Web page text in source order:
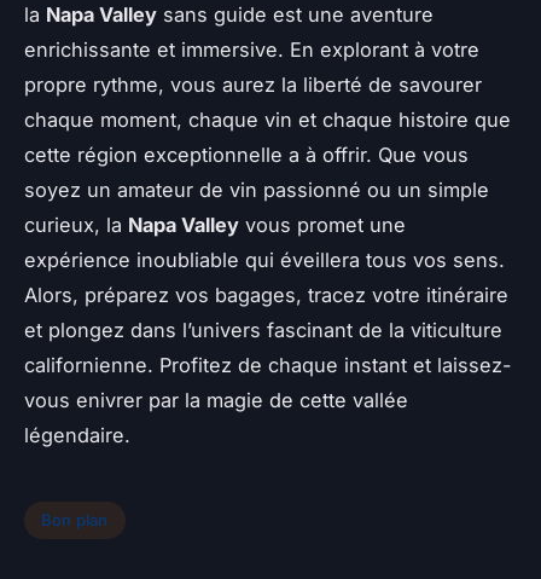
la Napa Valley sans guide est une aventure
enrichissante et immersive. En explorant à votre
propre rythme, vous aurez la liberté de savourer
chaque moment, chaque vin et chaque histoire que
cette région exceptionnelle a à offrir. Que vous
soyez un amateur de vin passionné ou un simple
curieux, la Napa Valley vous promet une
expérience inoubliable qui éveillera tous vos sens.
Alors, préparez vos bagages, tracez votre itinéraire
et plongez dans l’univers fascinant de la viticulture
californienne. Profitez de chaque instant et laissez-
vous enivrer par la magie de cette vallée
légendaire.
Bon plan